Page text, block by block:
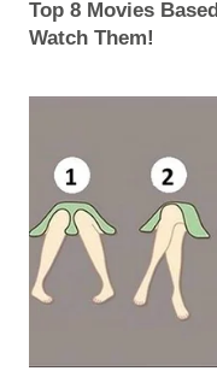
Top 8 Movies
Watch Them!